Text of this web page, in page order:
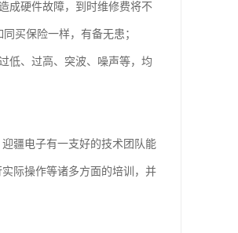
成硬件故障，到时维修费将不
买保险一样，有备无患；
低、过高、突波、噪声等，均
疆电子有一支好的技术团队能
际操作等诸多方面的培训，并